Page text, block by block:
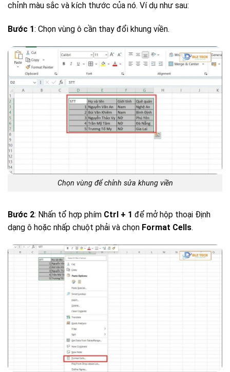
chỉnh màu sắc và kích thước của nó. Ví dụ như sau:
Bước 1: Chọn vùng ô cần thay đổi khung viền.
Chọn vùng để chỉnh sửa khung viền
Bước 2: Nhấn tổ hợp phím Ctrl + 1 để mở hộp thoại Định
dạng ô hoặc nhấp chuột phải và chọn Format Cells.